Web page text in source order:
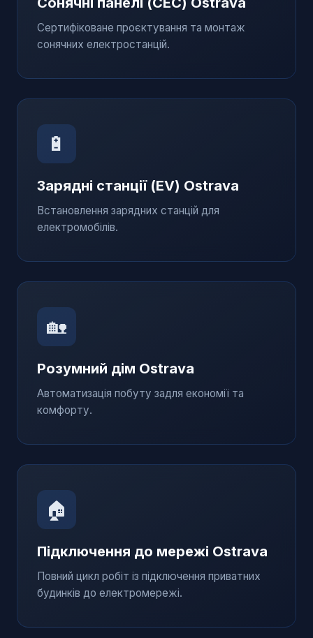
Сертифіковане проєктування та монтаж
сонячних електростанцій.
🔋
Зарядні станції (EV) Ostrava
Встановлення зарядних станцій для
електромобілів.
🏡
Розумний дім Ostrava
Автоматизація побуту задля економії та
комфорту.
🏠
Підключення до мережі Ostrava
Повний цикл робіт із підключення приватних
будинків до електромережі.